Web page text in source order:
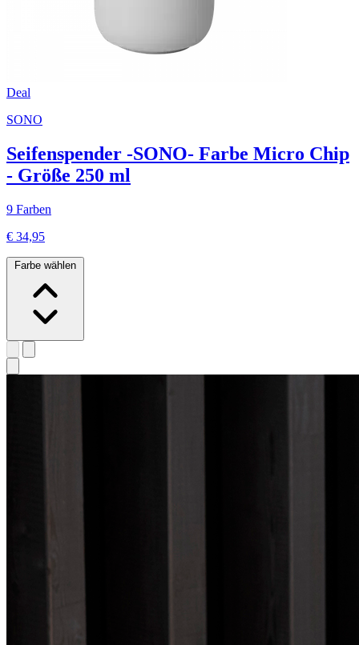
Deal
SONO
Seifenspender -SONO- Farbe Micro Chip
- Größe 250 ml
9 Farben
€ 34,95
Farbe wählen